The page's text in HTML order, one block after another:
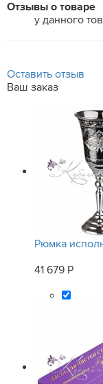
Отзывы о товаре
у данного
Оставить отзыв
Ваш заказ
Рюмка
41 679 Р